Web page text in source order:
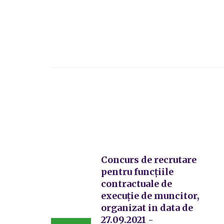
Concurs de recrutare
pentru funcțiile
contractuale de
execuție de muncitor,
organizat in data de
27.09.2021 -